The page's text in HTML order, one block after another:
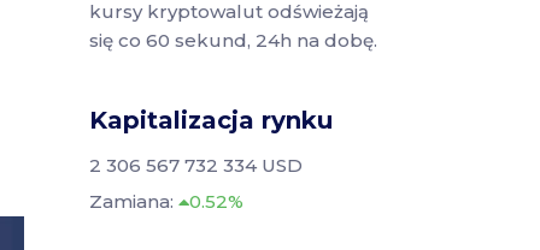
kursy kryptowalut odświeżają
się co 60 sekund, 24h na dobę.
Kapitalizacja rynku
2 306 567 732 334 USD
Zamiana:
0.52%